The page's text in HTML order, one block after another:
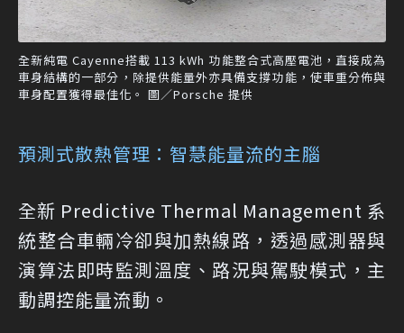
全新純電 Cayenne搭載 113 kWh 功能整合式高壓電池，直接成為
車身結構的一部分，除提供能量外亦具備支撐功能，使車重分佈與
車身配置獲得最佳化。 圖／Porsche 提供
預測式散熱管理：智慧能量流的主腦
全新 Predictive Thermal Management 系
統整合車輛冷卻與加熱線路，透過感測器與
演算法即時監測溫度、路況與駕駛模式，主
動調控能量流動。